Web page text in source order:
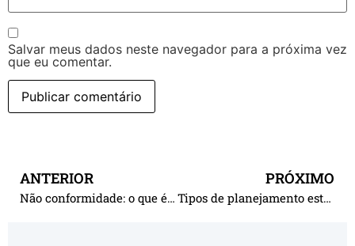
Salvar meus dados neste navegador para a próxima vez
que eu comentar.
ANTERIOR
Não conformidade: o que é, principais tipos e importância do conceito
PRÓXIMO
Tipos de planejamento estratégico: quais os 3 principais?